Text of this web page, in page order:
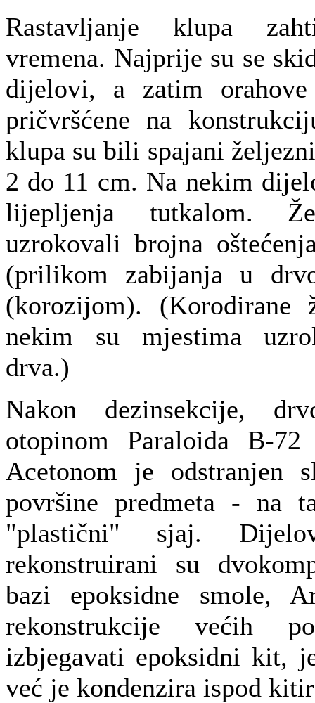
Rastavljanje klupa
vremena. Najprije su se
dijelovi, a zatim
pričvršćene na
klupa su bili spajani
2 do 11 cm. Na nekim
lijepljenja tutkalom.
uzrokovali brojna
(prilikom zabijanja u
(korozijom). (Korodirane
nekim su mjestima
drva.)
Nakon dezinsekcije,
otopinom Paraloida B-
Acetonom je odstranjen
površine predmeta - na
"plastični" sjaj.
rekonstruirani su
bazi epoksidne smole,
rekonstrukcije većih
izbjegavati epoksidni kit,
već je kondenzira ispod